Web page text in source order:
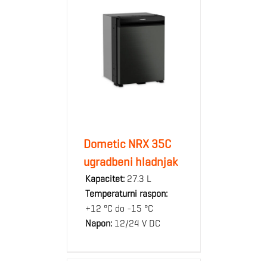
Dometic NRX 35C
ugradbeni hladnjak
Kapacitet:27.3 L
Temperaturni raspon:
+12 °C do -15 °C
Napon:12/24 V DC